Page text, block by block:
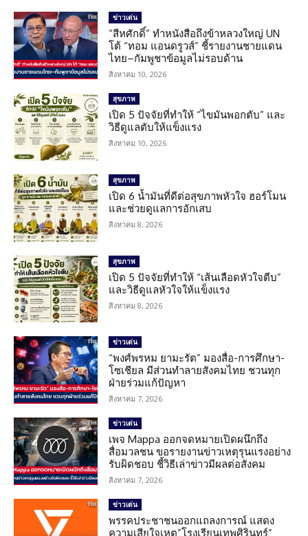
ข่าวเด่น
“สีหศักดิ์” ทำหนังสือถึงข้าหลวงใหญ่ UN
โต้ “ทอม แอนดรูวส์” ชี้รายงานชายแดน
ไทย–กัมพูชาข้อมูลไม่รอบด้าน
สิงหาคม 10, 2026
สุขภาพ
เปิด 5 ปัจจัยที่ทำให้ “ไขมันพอกตับ” และ
วิธีดูแลตับให้แข็งแรง
สิงหาคม 10, 2026
สุขภาพ
เปิด 6 น้ำมันที่ดีต่อสุขภาพหัวใจ ฮอร์โมน
และช่วยดูแลการอักเสบ
สิงหาคม 8, 2026
สุขภาพ
เปิด 5 ปัจจัยที่ทำให้ “เส้นเลือดหัวใจตีบ”
และวิธีดูแลหัวใจให้แข็งแรง
สิงหาคม 8, 2026
ข่าวเด่น
“พงศ์พรหม ยามะรัต” มองสื่อ-การศึกษา-
โซเชียล มีส่วนทำลายสังคมไทย ชวนทุก
ฝ่ายร่วมแก้ปัญหา
สิงหาคม 7, 2026
ข่าวเด่น
เพจ Mappa ออกจดหมายเปิดผนึกถึง
สื่อมวลชน ขอรายงานข่าวเหตุรุนแรงอย่าง
รับผิดชอบ ชี้วิธีเล่าข่าวมีผลต่อสังคม
สิงหาคม 7, 2026
ข่าวเด่น
พรรคประชาชนออกแถลงการณ์ แสดง
ความเสียใจเหตุ”โรงเรียนเทพศิรินทร์”